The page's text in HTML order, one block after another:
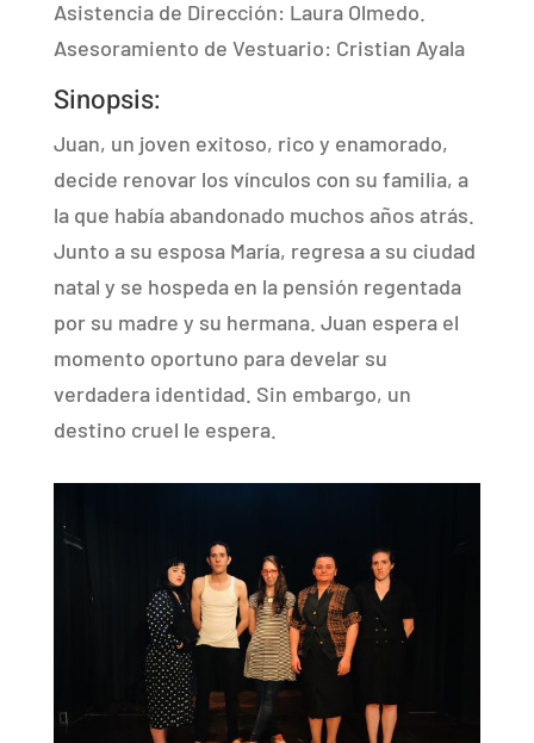
Asistencia de Dirección: Laura Olmedo.
Asesoramiento de Vestuario: Cristian Ayala
Sinopsis:
Juan, un joven exitoso, rico y enamorado,
decide renovar los vínculos con su familia, a
la que había abandonado muchos años atrás.
Junto a su esposa María, regresa a su ciudad
natal y se hospeda en la pensión regentada
por su madre y su hermana. Juan espera el
momento oportuno para develar su
verdadera identidad. Sin embargo, un
destino cruel le espera.